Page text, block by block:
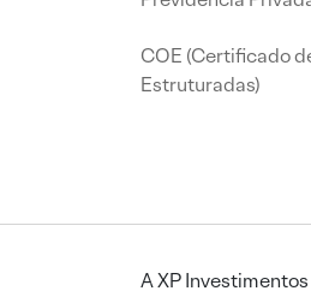
COE (Certificado
Estruturadas)
A XP